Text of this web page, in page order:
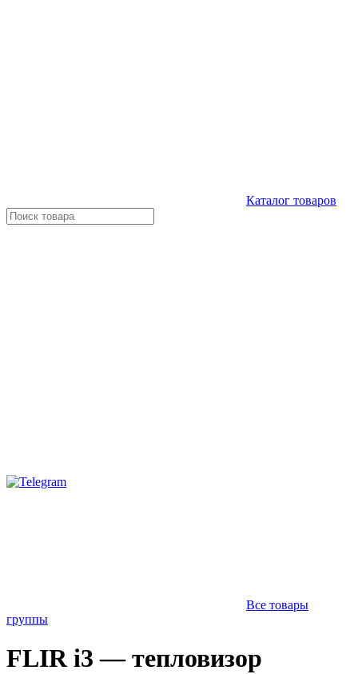
Каталог товаров
Все товары
группы
FLIR i3 — тепловизор